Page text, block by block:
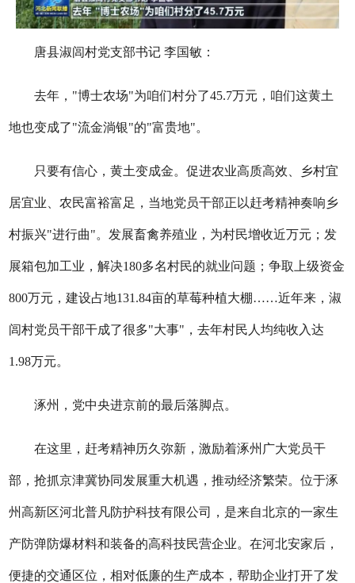
唐县淑闾村党支部书记 李国敏：
去年，"博士农场"为咱们村分了45.7万元，咱们这黄土
地也变成了"流金淌银"的"富贵地"。
只要有信心，黄土变成金。促进农业高质高效、乡村宜
居宜业、农民富裕富足，当地党员干部正以赶考精神奏响乡
村振兴"进行曲"。发展畜禽养殖业，为村民增收近万元；发
展箱包加工业，解决180多名村民的就业问题；争取上级资金
800万元，建设占地131.84亩的草莓种植大棚……近年来，淑
闾村党员干部干成了很多"大事"，去年村民人均纯收入达
1.98万元。
涿州，党中央进京前的最后落脚点。
在这里，赶考精神历久弥新，激励着涿州广大党员干
部，抢抓京津冀协同发展重大机遇，推动经济繁荣。位于涿
州高新区河北普凡防护科技有限公司，是来自北京的一家生
产防弹防爆材料和装备的高科技民营企业。在河北安家后，
便捷的交通区位，相对低廉的生产成本，帮助企业打开了发